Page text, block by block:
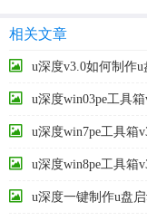
相关文章
u深度v3.0如何制作u
u深度win03pe工具
u深度win7pe工具箱
u深度win8pe工具箱
u深度一键制作u盘